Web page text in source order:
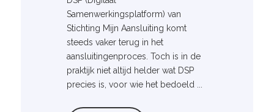
Samenwerkingsplatform) van
Stichting Mijn Aansluiting komt
steeds vaker terug in het
aansluitingenproces. Toch is in de
praktijk niet altijd helder wat DSP
precies is, voor wie het bedoeld ...